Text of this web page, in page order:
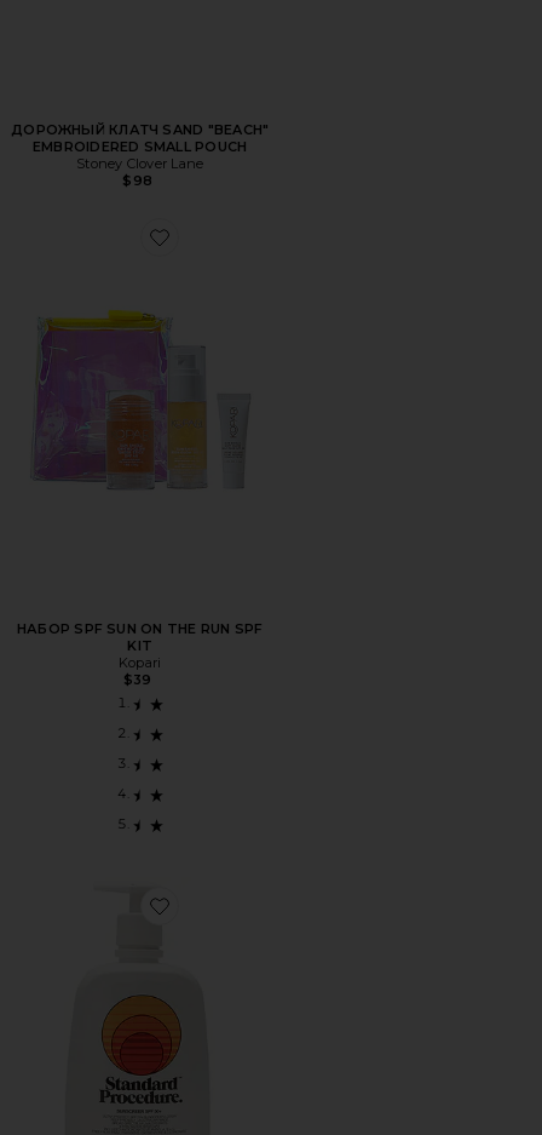
ДОРОЖНЫЙ КЛАТЧ SAND "BEACH"
EMBROIDERED SMALL POUCH
Stoney Clover Lane
$98
Favorite НАБОР SPF SUN ON THE RUN SPF KIT
НАБОР SPF SUN ON THE RUN SPF
KIT
Kopari
$39
Favorite СОЛНЦЕЗАЩИТНЫЙ КРЕМ